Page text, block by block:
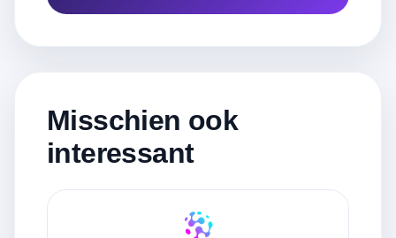
Misschien ook
interessant